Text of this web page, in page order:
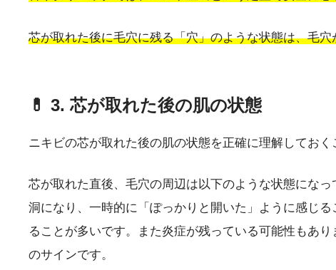
芯が取れた後に毛穴に残る「穴」のような状態は、毛
💊 3. 芯が取れた後の肌の状態
ニキビの芯が取れた後の肌の状態を正確に理解してお
芯が取れた直後、毛穴の周辺は以下のような状態にな
洞になり、一時的に「ぽっかりと開いた」ように感じる
ることが多いです。また炎症が残っている可能性もあ
のサインです。